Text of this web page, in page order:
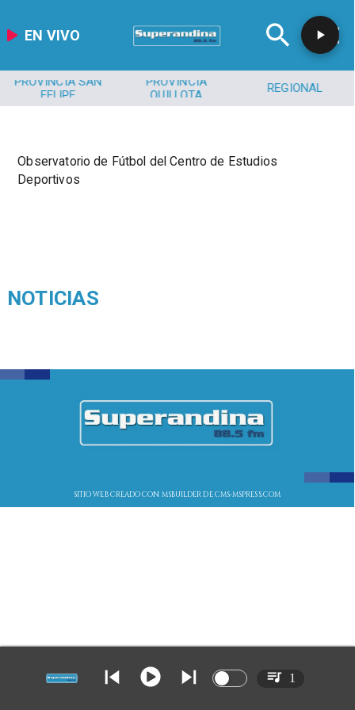
EN VIVO
PROVINCIA SAN
FELIPE
PROVINCIA
QUILLOTA
REGIONAL
Observatorio de Fútbol del Centro de Estudios
Deportivos
NOTICIAS
SITIO WEB CREADO CON MSBUILDER DE CMS-MSPRESS.COM
1